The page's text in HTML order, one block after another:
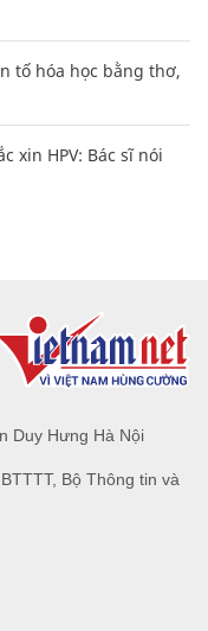
tố hóa học bằng thơ,
xin HPV: Bác sĩ nói
Duy Hưng Hà Nội
Bộ Thông tin và